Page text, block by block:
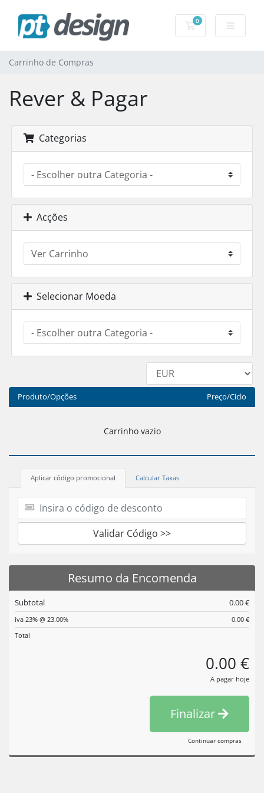
0
Carrinho de
Carrinho de Compras
Rever & Pagar
Categorias
Acções
Selecionar Moeda
Produto/Opções Preço/Ciclo
Carrinho vazio
Aplicar código promocional Calcular Taxas
Validar Código >>
Resumo da Encomenda
Subtotal 0.00 €
iva 23% @ 23.00%
0.00 €
Total
0.00 €
A pagar hoje
Finalizar
Continuar compras